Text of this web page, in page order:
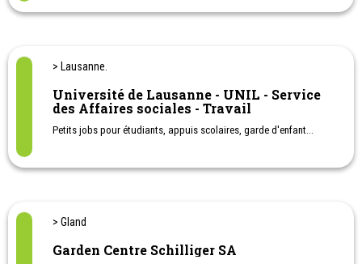
> Lausanne.
Université de Lausanne - UNIL - Service
des Affaires sociales - Travail
Petits jobs pour étudiants, appuis scolaires, garde d'enfant...
> Gland
Garden Centre Schilliger SA